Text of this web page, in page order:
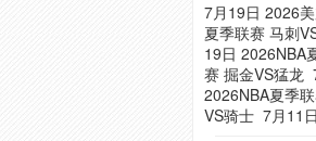
7月19日 2026
夏季联赛 马刺
19日 2026NBA
赛 掘金VS猛龙
2026NBA夏季
VS骑士 7月11